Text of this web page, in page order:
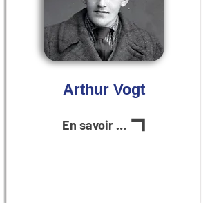
Arthur Vogt
En savoir plus